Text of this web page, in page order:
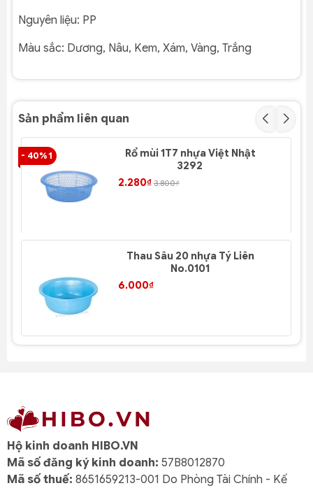
Nguyên liệu: PP
Màu sắc: Dương, Nâu, Kem, Xám, Vàng, Trắng
Sản phẩm liên quan
- 40% 1
Rổ mùi 1T7 nhựa Việt Nhật
3292
2.280₫ 3.800₫
Thau Sâu 20 nhựa Tý Liên
No.0101
6.000₫
Hộ kinh doanh HIBO.VN
Mã số đăng ký kinh doanh: 57B8012870
Mã số thuế: 8651659213-001 Do Phòng Tài Chính - Kế